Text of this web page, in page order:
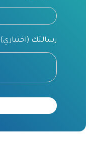
رسالتك (اختياري)